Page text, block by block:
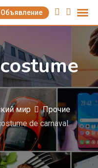
Объявление
мир
Прочие
de carnaval